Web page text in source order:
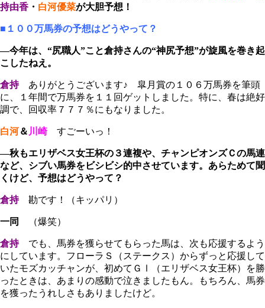
持由香 ・ 白河優菜が大胆予想！
■１００万馬券の予想はどうやって？
―今年は、“尻職人”こと倉持さんの“神尻予想”が旋風を巻き起
こしたねえ。
倉持ありがとうございます♪ 皐月賞の１０６万馬券を筆頭
に、１年間で万馬券を１１回ゲットしました。特に、春は絶好
調で、回収率７７７％にもなりました。
白河＆ 川崎すごーいっ！
―秋もエリザベス女王杯の３連複や、チャンピオンズＣの馬連
など、シブい馬券をビシビシ的中させています。あらためて聞
くけど、予想はどうやって？
倉持勘です！（キッパリ）
一同 （爆笑）
倉持でも、馬券を獲らせてもらった馬は、次も応援するよう
にしています。フローラＳ（ステークス）からずっと応援して
いたモズカッチャンが、初めてＧⅠ（エリザベス女王杯）を勝
ったときは、あまりの感動で泣きましたもん。もちろん、馬券
を獲ったうれしさもありましたけど。